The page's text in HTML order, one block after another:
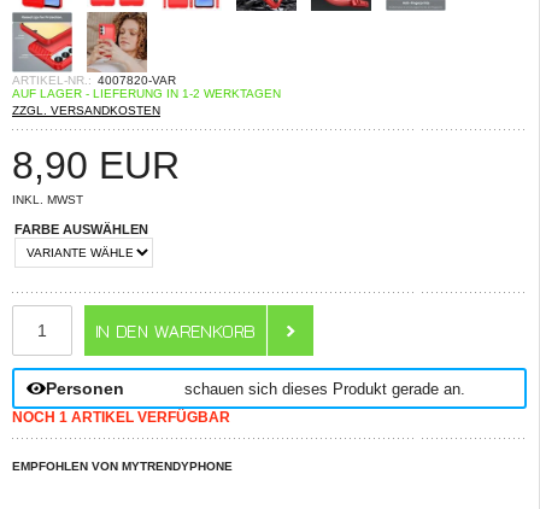
ARTIKEL-NR.: 4007820-VAR
AUF LAGER - LIEFERUNG IN 1-2 WERKTAGEN
ZZGL. VERSANDKOSTEN
8,90 EUR
INKL. MWST
FARBE AUSWÄHLEN
Personen schauen sich dieses Produkt gerade an.
NOCH 1 ARTIKEL VERFÜGBAR
EMPFOHLEN VON MYTRENDYPHONE